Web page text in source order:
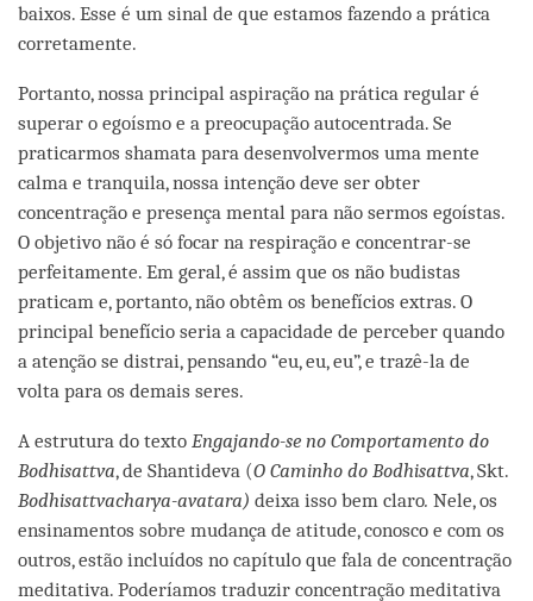
baixos. Esse é um sinal de que estamos fazendo a prática
corretamente.
Portanto, nossa principal aspiração na prática regular é
superar o egoísmo e a preocupação autocentrada. Se
praticarmos shamata para desenvolvermos uma mente
calma e tranquila, nossa intenção deve ser obter
concentração e presença mental para não sermos egoístas.
O objetivo não é só focar na respiração e concentrar-se
perfeitamente. Em geral, é assim que os não budistas
praticam e, portanto, não obtêm os benefícios extras. O
principal benefício seria a capacidade de perceber quando
a atenção se distrai, pensando “eu, eu, eu”, e trazê-la de
volta para os demais seres.
A estrutura do texto Engajando-se no Comportamento do
Bodhisattva, de Shantideva (O Caminho do Bodhisattva, Skt.
Bodhisattvacharya-avatara) deixa isso bem claro. Nele, os
ensinamentos sobre mudança de atitude, conosco e com os
outros, estão incluídos no capítulo que fala de concentração
meditativa. Poderíamos traduzir concentração meditativa